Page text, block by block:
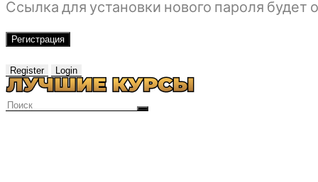
Ссылка для установки нового пароля
Регистрация
Register Login